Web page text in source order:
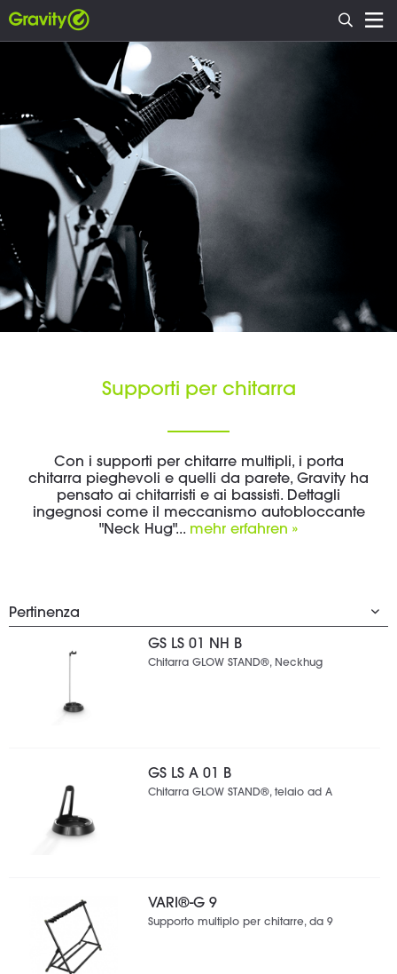
Supporti per chitarra
Con i supporti per chitarre multipli, i porta
chitarra pieghevoli e quelli da parete, Gravity ha
pensato ai chitarristi e ai bassisti. Dettagli
ingegnosi come il meccanismo autobloccante
"Neck Hug"... mehr erfahren »
GS LS 01 NH B
Chitarra GLOW STAND®, Neckhug
GS LS A 01 B
Chitarra GLOW STAND®, telaio ad A
VARI®-G 9
Supporto multiplo per chitarre, da 9